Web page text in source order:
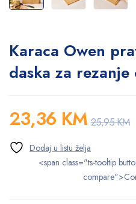
Karaca Owen
daska za rezanje
25,95KM
23,36 KM
<span class="ts-tooltip